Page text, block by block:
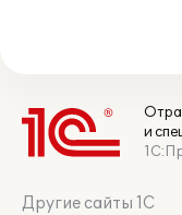
и
Другие сайты 1С